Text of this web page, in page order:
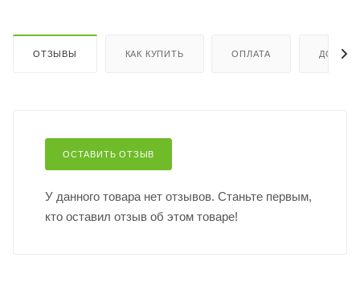
ОТЗЫВЫ КАК КУПИТЬ ОПЛАТА
ОСТАВИТЬ ОТЗЫВ
У данного товара нет отзывов. Станьте первым,
кто оставил отзыв об этом товаре!